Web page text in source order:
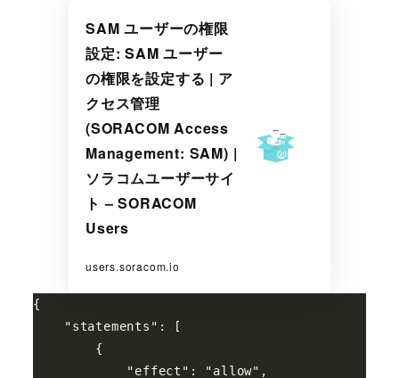
SAM ユーザーの権限
設定: SAM ユーザー
の権限を設定する | ア
クセス管理
(SORACOM Access
Management: SAM) |
ソラコムユーザーサイ
ト – SORACOM
Users
users.soracom.io
{